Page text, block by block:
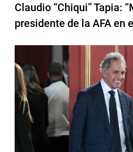
Claudio “Chiqui” Tapia:
presidente de la AFA en